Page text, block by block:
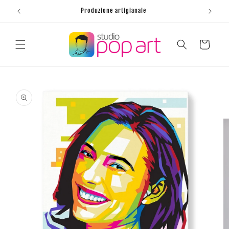
direttamente
Produzione artigianale
Carrello
informazioni
sul prodotto